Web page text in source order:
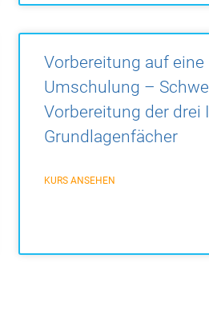
Vorbereitung auf eine
Umschulung –
Vorbereitung der drei
Grundlagenfächer
KURS ANSEHEN